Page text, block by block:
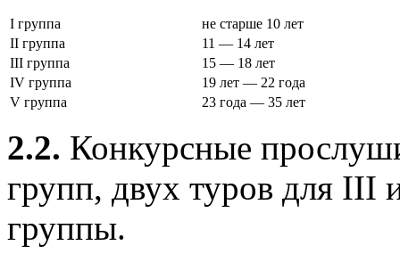
I группа
не старше 10 лет
II группа
11 — 14 лет
III группа
15 — 18 лет
IV группа
19 лет — 22 года
V группа
23 года — 35 лет
2.2. Конкурсные
групп, двух туров для III
группы.